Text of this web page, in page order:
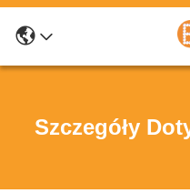
Szczegóły